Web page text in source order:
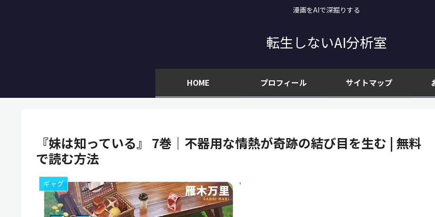
漫画をAIで深掘りする
転生しないAI分析室
HOME プロフィール サイトマップ
『妹は知っている』 7巻｜不器用な情熱が奇跡の結び目を生む | 無料
で読む方法
ギャグ